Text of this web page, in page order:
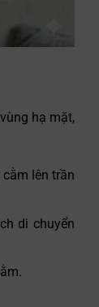
hạ mặt,
lên trần
di chuyển